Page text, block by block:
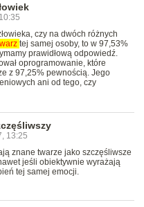
czy na dwóch różnych
tej samej osoby, to w 97,53%
prawidłową odpowiedź.
oprogramowanie, które
z 97,25% pewnością. Jego
ani od tego, czy
13:25
znane twarze jako szczęśliwsze
jeśli obiektywnie wyrażają
tej samej emocji.